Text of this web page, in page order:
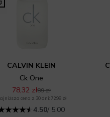
CALVIN KLEIN
Ck One
78,32 zł89 zł
cena z 30 dni: 72,98 zł
4.50/ 5.00